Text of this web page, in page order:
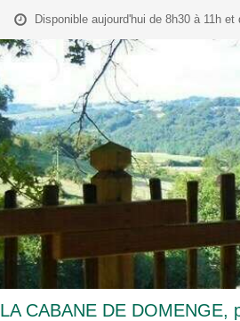
Disponible aujourd'hui de 8h30 à 11h et
LA CABANE DE DOMENGE,